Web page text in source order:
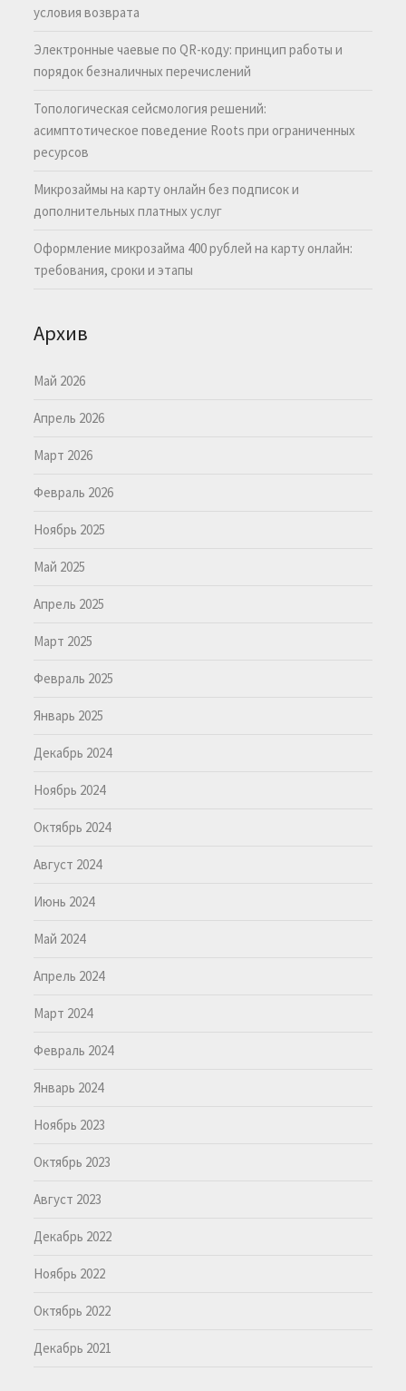
условия возврата
Электронные чаевые по QR-коду: принцип работы и
порядок безналичных перечислений
Топологическая сейсмология решений:
асимптотическое поведение Roots при ограниченных
ресурсов
Микрозаймы на карту онлайн без подписок и
дополнительных платных услуг
Оформление микрозайма 400 рублей на карту онлайн:
требования, сроки и этапы
Архив
Май 2026
Апрель 2026
Март 2026
Февраль 2026
Ноябрь 2025
Май 2025
Апрель 2025
Март 2025
Февраль 2025
Январь 2025
Декабрь 2024
Ноябрь 2024
Октябрь 2024
Август 2024
Июнь 2024
Май 2024
Апрель 2024
Март 2024
Февраль 2024
Январь 2024
Ноябрь 2023
Октябрь 2023
Август 2023
Декабрь 2022
Ноябрь 2022
Октябрь 2022
Декабрь 2021